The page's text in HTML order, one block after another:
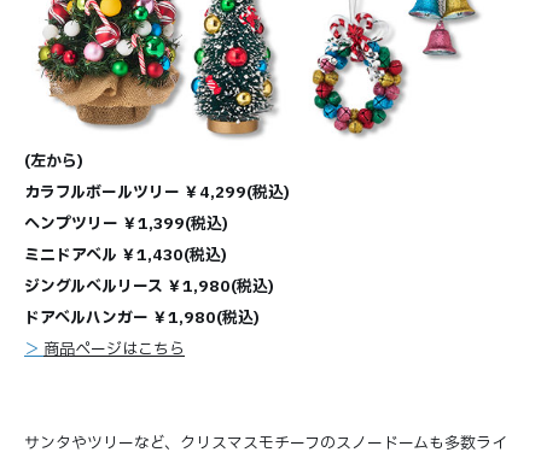
(左から)
カラフルボールツリー ￥4,299(税込)
ヘンプツリー ￥1,399(税込)
ミニドアベル ￥1,430(税込)
ジングルベルリース ￥1,980(税込)
ドアベルハンガー ￥1,980(税込)
＞商品ページはこちら
サンタやツリーなど、クリスマスモチーフのスノードームも多数ライ